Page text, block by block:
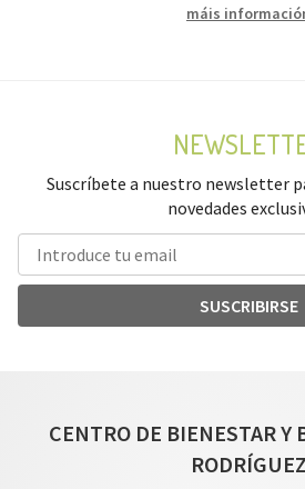
máis
Suscríbete a nuestro newsletter
novedades
SUSCRIBIRSE
CENTRO DE BIENESTAR Y
RODRÍGUEZ